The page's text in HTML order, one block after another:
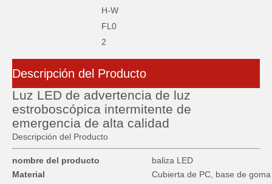
H-W
FL0
2
Descripción del Producto
Luz LED de advertencia de luz
estroboscópica intermitente de
emergencia de alta calidad
Descripción del Producto
nombre del producto
baliza LED
Material
Cubierta de PC, base de goma